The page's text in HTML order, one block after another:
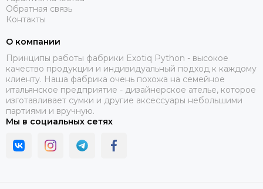
Обратная связь
Контакты
О компании
Принципы работы фабрики Exotiq Python - высокое
качество продукции и индивидуальный подход к каждому
клиенту. Наша фабрика очень похожа на семейное
итальянское предприятие - дизайнерское ателье, которое
изготавливает сумки и другие аксессуары небольшими
партиями и вручную.
Мы в социальных сетях